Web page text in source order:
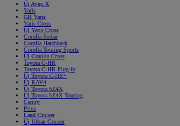
Új Aygo X
Yaris
GR Yaris
Yaris Cross
Új Yaris Cross
Corolla Sedan
Corolla Hatchback
Corolla Touring Sports
Új Corolla Cross
Toyota C-HR
Toyota C-HR Plug-in
Új Toyota C-HR+
Új RAV4
Új Toyota bZ4X
Új Toyota bZ4X Touring
Camry
Prius
Land Cruiser
Új Urban Cruiser